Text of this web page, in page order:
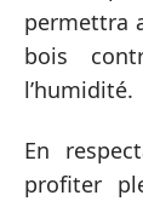
permettra
bois
l’humidité.
En
profiter